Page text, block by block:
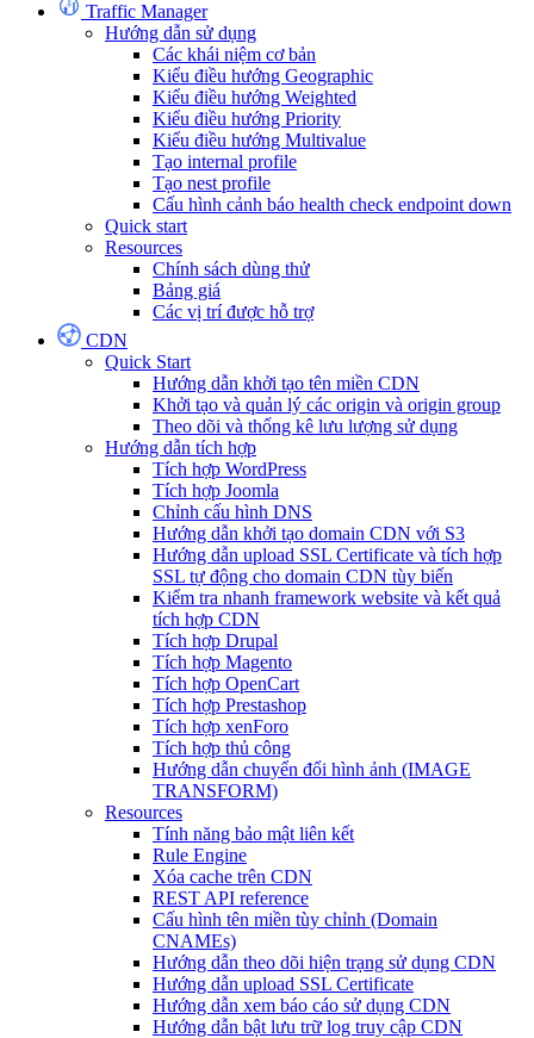
Traffic Manager
Hướng dẫn sử dụng
Các khái niệm cơ bản
Kiểu điều hướng Geographic
Kiểu điều hướng Weighted
Kiểu điều hướng Priority
Kiểu điều hướng Multivalue
Tạo internal profile
Tạo nest profile
Cấu hình cảnh báo health check endpoint down
Quick start
Resources
Chính sách dùng thử
Bảng giá
Các vị trí được hỗ trợ
CDN
Quick Start
Hướng dẫn khởi tạo tên miền CDN
Khởi tạo và quản lý các origin và origin group
Theo dõi và thống kê lưu lượng sử dụng
Hướng dẫn tích hợp
Tích hợp WordPress
Tích hợp Joomla
Chỉnh cấu hình DNS
Hướng dẫn khởi tạo domain CDN với S3
Hướng dẫn upload SSL Certificate và tích hợp
SSL tự động cho domain CDN tùy biến
Kiểm tra nhanh framework website và kết quả
tích hợp CDN
Tích hợp Drupal
Tích hợp Magento
Tích hợp OpenCart
Tích hợp Prestashop
Tích hợp xenForo
Tích hợp thủ công
Hướng dẫn chuyển đổi hình ảnh (IMAGE
TRANSFORM)
Resources
Tính năng bảo mật liên kết
Rule Engine
Xóa cache trên CDN
REST API reference
Cấu hình tên miền tùy chỉnh (Domain
CNAMEs)
Hướng dẫn theo dõi hiện trạng sử dụng CDN
Hướng dẫn upload SSL Certificate
Hướng dẫn xem báo cáo sử dụng CDN
Hướng dẫn bật lưu trữ log truy cập CDN